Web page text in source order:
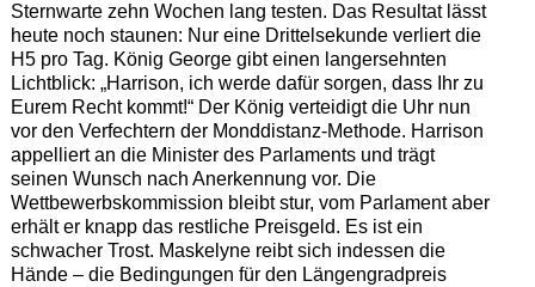
Sternwarte zehn Wochen lang testen. Das Resultat lässt
heute noch staunen: Nur eine Drittelsekunde verliert die
H5 pro Tag. König George gibt einen langersehnten
Lichtblick: „Harrison, ich werde dafür sorgen, dass Ihr zu
Eurem Recht kommt!“ Der König verteidigt die Uhr nun
vor den Verfechtern der Monddistanz-Methode. Harrison
appelliert an die Minister des Parlaments und trägt
seinen Wunsch nach Anerkennung vor. Die
Wettbewerbskommission bleibt stur, vom Parlament aber
erhält er knapp das restliche Preisgeld. Es ist ein
schwacher Trost. Maskelyne reibt sich indessen die
Hände – die Bedingungen für den Längengradpreis